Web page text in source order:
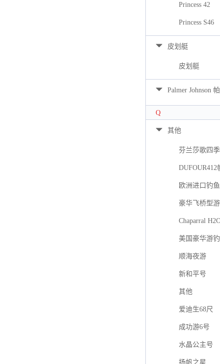
Princess 42
Princess S46
皮划艇
皮划艇
Palmer Johnson
Q
其他
芬兰莎歌四
DUFOUR412
欧洲进口钓
豪华飞桥型
Chaparral
美国豪华游
顺海夜游
新和平号
其他
爱迪生68尺
成功游6号
水晶公主号
扬帆之星